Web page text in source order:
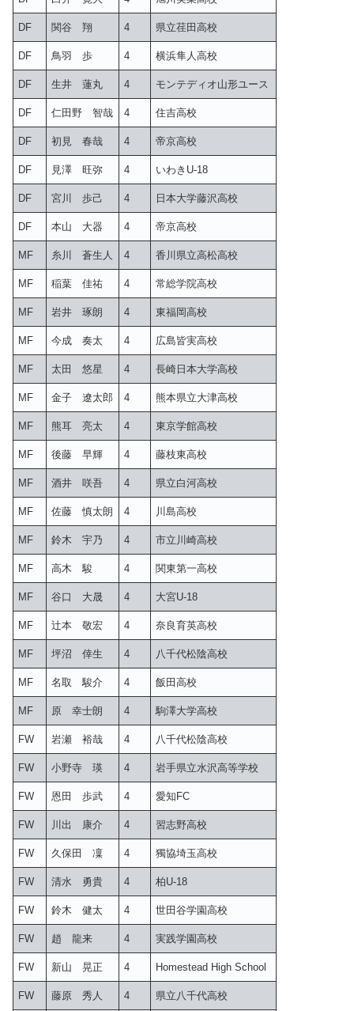
DF 関谷 翔 4 県立荏田高校
DF 鳥羽 歩 4 横浜隼人高校
DF 生井 蓮丸 4 モンテディオ山形ユース
DF 仁田野 智哉 4 住吉高校
DF 初見 春哉 4 帝京高校
DF 見澤 旺弥 4 いわきU-18
DF 宮川 歩己 4 日本大学藤沢高校
DF 本山 大器 4 帝京高校
MF 糸川 蒼生人 4 香川県立高松高校
MF 稲葉 佳祐 4 常総学院高校
MF 岩井 琢朗 4 東福岡高校
MF 今成 奏太 4 広島皆実高校
MF 太田 悠星 4 長崎日本大学高校
MF 金子 遼太郎 4 熊本県立大津高校
MF 熊耳 亮太 4 東京学館高校
MF 後藤 早輝 4 藤枝東高校
MF 酒井 咲吾 4 県立白河高校
MF 佐藤 慎太朗 4 川島高校
MF 鈴木 宇乃 4 市立川崎高校
MF 高木 駿 4 関東第一高校
MF 谷口 大晟 4 大宮U-18
MF 辻本 敬宏 4 奈良育英高校
MF 坪沼 倖生 4 八千代松陰高校
MF 名取 駿介 4 飯田高校
MF 原 幸士朗 4 駒澤大学高校
FW 岩瀬 裕哉 4 八千代松陰高校
FW 小野寺 瑛 4 岩手県立水沢高等学校
FW 恩田 歩武 4 愛知FC
FW 川出 康介 4 習志野高校
FW 久保田 凜 4 獨協埼玉高校
FW 清水 勇貴 4 柏U-18
FW 鈴木 健太 4 世田谷学園高校
FW 趙 龍来 4 実践学園高校
FW 新山 晃正 4 Homestead High School
FW 藤原 秀人 4 県立八千代高校